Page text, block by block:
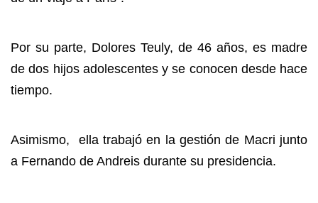
Por su parte, Dolores Teuly, de 46 años, es madre
de dos hijos adolescentes y se conocen desde hace
tiempo.
Asimismo, ella trabajó en la gestión de Macri junto
a Fernando de Andreis durante su presidencia.